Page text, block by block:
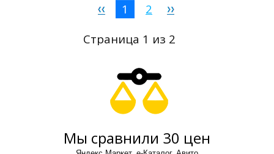
1
2
Страница 1 из 2
Мы сравнили 30 цен